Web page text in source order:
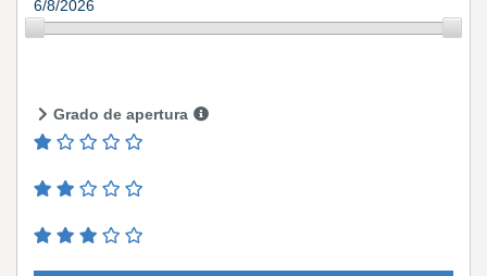
6/8/2026
Grado de apertura